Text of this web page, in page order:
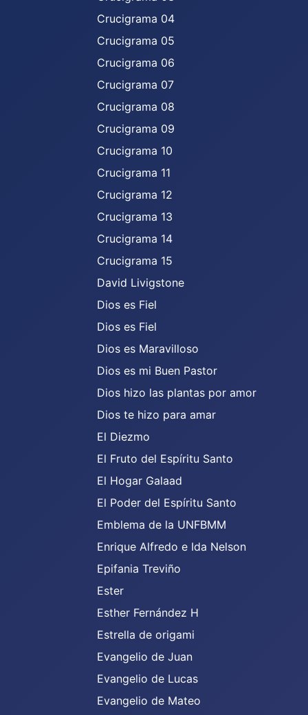
Crucigrama 04
Crucigrama 05
Crucigrama 06
Crucigrama 07
Crucigrama 08
Crucigrama 09
Crucigrama 10
Crucigrama 11
Crucigrama 12
Crucigrama 13
Crucigrama 14
Crucigrama 15
David Livigstone
Dios es Fiel
Dios es Fiel
Dios es Maravilloso
Dios es mi Buen Pastor
Dios hizo las plantas por amor
Dios te hizo para amar
El Diezmo
El Fruto del Espíritu Santo
El Hogar Galaad
El Poder del Espíritu Santo
Emblema de la UNFBMM
Enrique Alfredo e Ida Nelson
Epifania Treviño
Ester
Esther Fernández H
Estrella de origami
Evangelio de Juan
Evangelio de Lucas
Evangelio de Mateo